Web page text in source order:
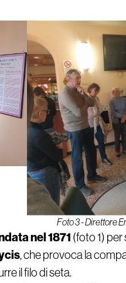
Foto 3 - Direttore
nel 1871 (foto 1) per
, che provoca la
il filo di seta.